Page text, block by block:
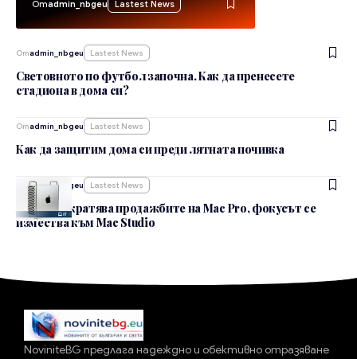
Отadmin_nbgeu Lastest News
Отadmin_nbgeu Lastest News
Световното по футбол започна. Как да пренесете
стадиона в дома си?
Отadmin_nbgeu Lastest News
Как да защитим дома си преди лятната почивка
Отadmin_nbgeu Lastest News
Apple прекратява продажбите на Mac Pro, фокусът се
измества към Mac Studio
NoviniteBG предлага надеждно и обективно отразяване